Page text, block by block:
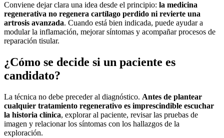
Conviene dejar clara una idea desde el principio: la medicina
regenerativa no regenera cartílago perdido ni revierte una
artrosis avanzada. Cuando está bien indicada, puede ayudar a
modular la inflamación, mejorar síntomas y acompañar procesos de
reparación tisular.
¿Cómo se decide si un paciente es
candidato?
La técnica no debe preceder al diagnóstico. Antes de plantear
cualquier tratamiento regenerativo es imprescindible escuchar
la historia clínica, explorar al paciente, revisar las pruebas de
imagen y relacionar los síntomas con los hallazgos de la
exploración.